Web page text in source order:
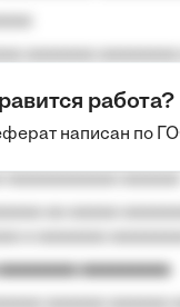
aa aaa
aaaaaaaaa
работа?
написан по